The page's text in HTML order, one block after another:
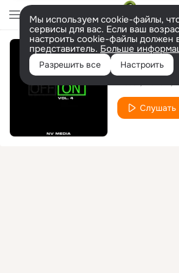
Мы используем cookie-файлы,
сервисы для вас. Если ваш
настроить cookie-файлы должен
представитель. Больше
Разрешить все Настроить
Слушать